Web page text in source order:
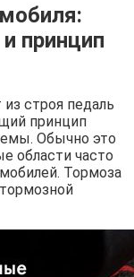
принцип
строя педаль
принцип
Обычно это
области часто
Тормоза